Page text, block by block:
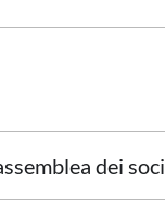
dei soci